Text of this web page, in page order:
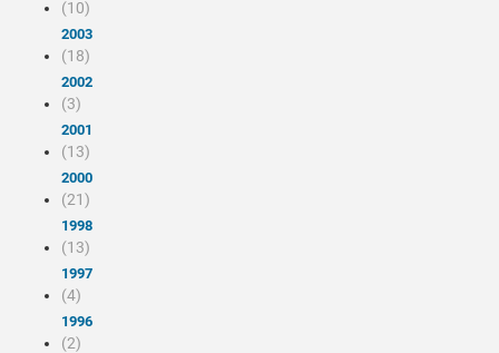
(10)
2003
(18)
2002
(3)
2001
(13)
2000
(21)
1998
(13)
1997
(4)
1996
(2)